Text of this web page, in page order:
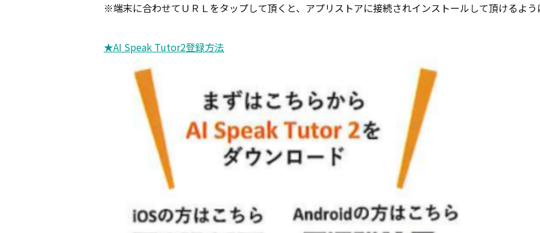
※端末に合わせてＵＲＬをタップして頂くと、アプリストアに接続されインストールして頂けるよう
★AI Speak Tutor2登録方法